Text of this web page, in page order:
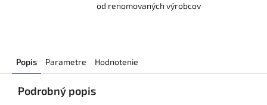
od renomovaných výrobcov
Popis Parametre Hodnotenie
Podrobný popis